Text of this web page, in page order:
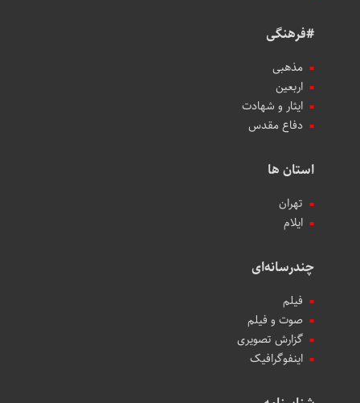
#فرهنگی
مذهبی
اربعین
ایثار و شهادت
دفاع مقدس
استان ها
تهران
ایلام
چندرسانه‌ای
فیلم
صوت و فیلم
گزارش تصویری
اینفوگرافیک